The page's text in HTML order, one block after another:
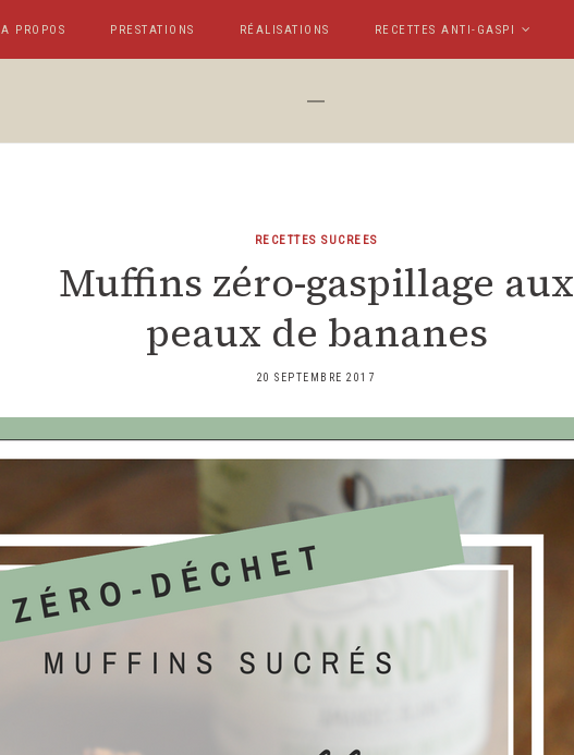
A PROPOS PRESTATIONS RÉALISATIONS RECETTES ANTI-GASPI
RECETTES SUCREES
Muffins zéro-gaspillage aux
peaux de bananes
20 SEPTEMBRE 2017